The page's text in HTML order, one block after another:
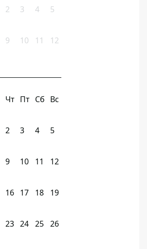
2 3 4 5
9 10 11 12
Чт Пт Сб Вс
2 3 4 5
9 10 11 12
16 17 18 19
23 24 25 26